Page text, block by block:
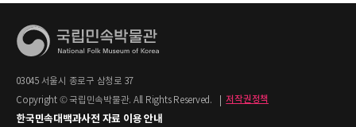
03045 서울시 종로구 삼청로 37
Copyright © 국립민속박물관. All Rights Reserved.
저작권정책
한국민속대백과사전 자료 이용 안내